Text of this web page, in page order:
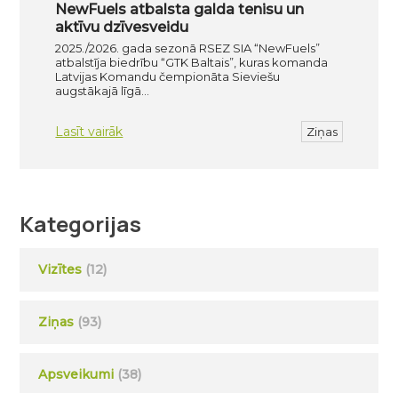
NewFuels atbalsta galda tenisu un
aktīvu dzīvesveidu
2025./2026. gada sezonā RSEZ SIA “NewFuels”
atbalstīja biedrību “GTK Baltais”, kuras komanda
Latvijas Komandu čempionāta Sieviešu
augstākajā līgā…
Lasīt vairāk Ziņas
Kategorijas
Vizītes (12)
Ziņas (93)
Apsveikumi (38)